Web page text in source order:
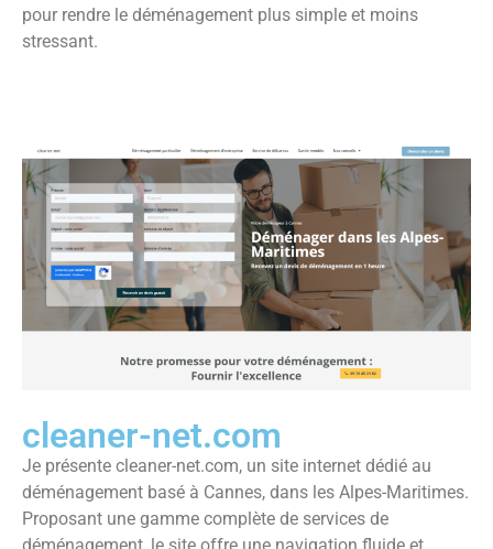
pour rendre le déménagement plus simple et moins
stressant.
cleaner-net.com
Je présente cleaner-net.com, un site internet dédié au
déménagement basé à Cannes, dans les Alpes-Maritimes.
Proposant une gamme complète de services de